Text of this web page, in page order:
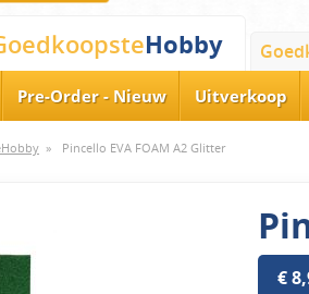
Hobby
Pre-Order - Nieuw Uitverkoop
» Pincello EVA FOAM A2 Glitter
€